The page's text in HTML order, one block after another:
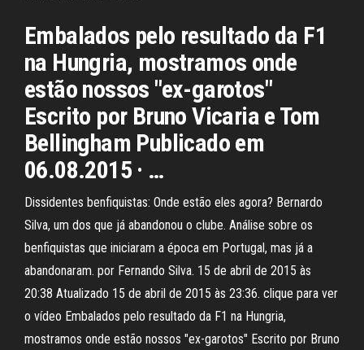
Embalados pelo resultado da F1
na Hungria, mostramos onde
estão nossos "ex-garotos"
Escrito por Bruno Vicaria e Tom
Bellingham Publicado em
06.08.2015 · …
Dissidentes benfiquistas: Onde estão eles agora? Bernardo
Silva, um dos que já abandonou o clube. Análise sobre os
benfiquistas que iniciaram a época em Portugal, mas já a
abandonaram. por Fernando Silva. 15 de abril de 2015 às
20:38 Atualizado 15 de abril de 2015 às 23:36. clique para ver
o vídeo Embalados pelo resultado da F1 na Hungria,
mostramos onde estão nossos "ex-garotos" Escrito por Bruno